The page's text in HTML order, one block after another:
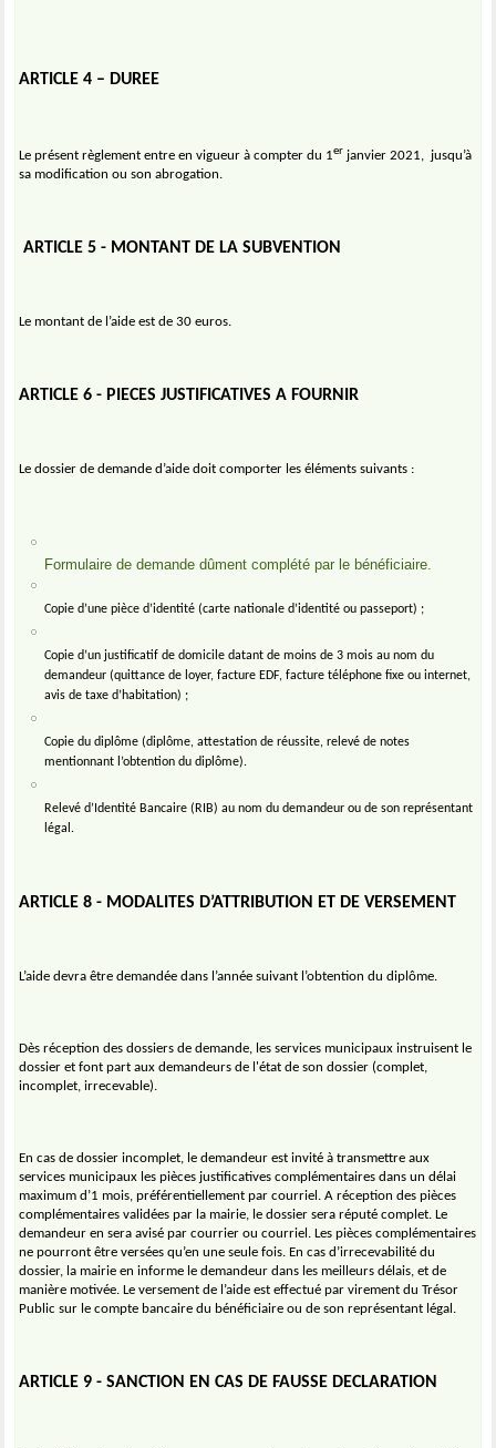
ARTICLE 4 – DUREE
Le présent règlement entre en vigueur à compter du 1er janvier 2021, jusqu’à
sa modification ou son abrogation.
ARTICLE 5 - MONTANT DE LA SUBVENTION
Le montant de l’aide est de 30 euros.
ARTICLE 6 - PIECES JUSTIFICATIVES A FOURNIR
Le dossier de demande d’aide doit comporter les éléments suivants :
Formulaire de demande dûment complété par le bénéficiaire.
Copie d’une pièce d’identité (carte nationale d’identité ou passeport) ;
Copie d’un justificatif de domicile datant de moins de 3 mois au nom du
demandeur (quittance de loyer, facture EDF, facture téléphone fixe ou internet,
avis de taxe d’habitation) ;
Copie du diplôme (diplôme, attestation de réussite, relevé de notes
mentionnant l’obtention du diplôme).
Relevé d’Identité Bancaire (RIB) au nom du demandeur ou de son représentant
légal.
ARTICLE 8 - MODALITES D’ATTRIBUTION ET DE VERSEMENT
L’aide devra être demandée dans l’année suivant l’obtention du diplôme.
Dès réception des dossiers de demande, les services municipaux instruisent le
dossier et font part aux demandeurs de l'état de son dossier (complet,
incomplet, irrecevable).
En cas de dossier incomplet, le demandeur est invité à transmettre aux
services municipaux les pièces justificatives complémentaires dans un délai
maximum d’1 mois, préférentiellement par courriel. A réception des pièces
complémentaires validées par la mairie, le dossier sera réputé complet. Le
demandeur en sera avisé par courrier ou courriel. Les pièces complémentaires
ne pourront être versées qu’en une seule fois. En cas d’irrecevabilité du
dossier, la mairie en informe le demandeur dans les meilleurs délais, et de
manière motivée. Le versement de l’aide est effectué par virement du Trésor
Public sur le compte bancaire du bénéficiaire ou de son représentant légal.
ARTICLE 9 - SANCTION EN CAS DE FAUSSE DECLARATION